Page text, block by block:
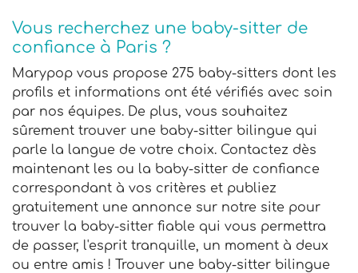
Vous recherchez une baby-sitter de
confiance à Paris ?
Marypop vous propose 275 baby-sitters dont les
profils et informations ont été vérifiés avec soin
par nos équipes. De plus, vous souhaitez
sûrement trouver une baby-sitter bilingue qui
parle la langue de votre choix. Contactez dès
maintenant les ou la baby-sitter de confiance
correspondant à vos critères et publiez
gratuitement une annonce sur notre site pour
trouver la baby-sitter fiable qui vous permettra
de passer, l'esprit tranquille, un moment à deux
ou entre amis ! Trouver une baby-sitter bilingue